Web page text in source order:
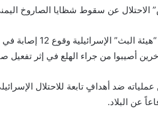
عن سقوط شظايا الصاروخ
بدورها، أكدت
عملياته ضد أهدافٍ تابعة للاحتلال
عن البلاد.